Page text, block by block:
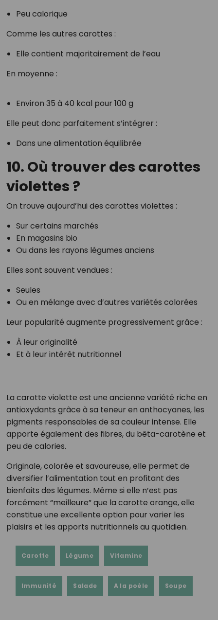
Peu calorique
Comme les autres carottes :
Elle contient majoritairement de l’eau
En moyenne :
Environ 35 à 40 kcal pour 100 g
Elle peut donc parfaitement s’intégrer :
Dans une alimentation équilibrée
10. Où trouver des carottes
violettes ?
On trouve aujourd’hui des carottes violettes :
Sur certains marchés
En magasins bio
Ou dans les rayons légumes anciens
Elles sont souvent vendues :
Seules
Ou en mélange avec d’autres variétés colorées
Leur popularité augmente progressivement grâce :
À leur originalité
Et à leur intérêt nutritionnel
La carotte violette est une ancienne variété riche en
antioxydants grâce à sa teneur en anthocyanes, les
pigments responsables de sa couleur intense. Elle
apporte également des fibres, du bêta-carotène et
peu de calories.
Originale, colorée et savoureuse, elle permet de
diversifier l’alimentation tout en profitant des
bienfaits des légumes. Même si elle n’est pas
forcément “meilleure” que la carotte orange, elle
constitue une excellente option pour varier les
plaisirs et les apports nutritionnels au quotidien.
Carotte Légume Vitamine
Immunité Salade A la poèle Soupe